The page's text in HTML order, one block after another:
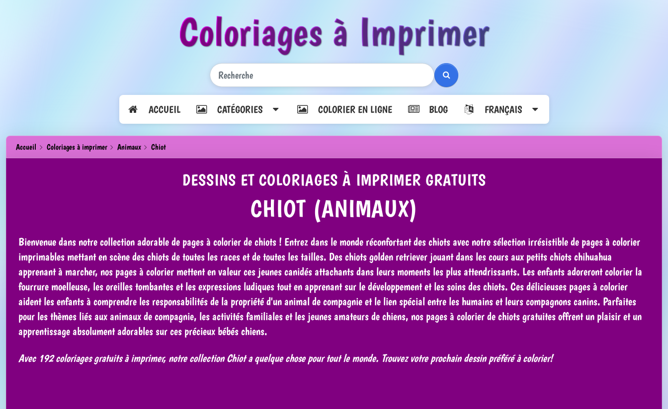
Coloriages à Imprimer
Rechercher
ACCUEIL CATÉGORIES COLORIER EN LIGNE BLOG FRANÇAIS
Accueil Coloriages à imprimer Animaux Chiot
DESSINS ET COLORIAGES À IMPRIMER GRATUITS
CHIOT (ANIMAUX)
Bienvenue dans notre collection adorable de pages à colorier de chiots ! Entrez dans le monde réconfortant des chiots avec notre sélection irrésistible de pages à colorier
imprimables mettant en scène des chiots de toutes les races et de toutes les tailles. Des chiots golden retriever jouant dans les cours aux petits chiots chihuahua
apprenant à marcher, nos pages à colorier mettent en valeur ces jeunes canidés attachants dans leurs moments les plus attendrissants. Les enfants adoreront colorier la
fourrure moelleuse, les oreilles tombantes et les expressions ludiques tout en apprenant sur le développement et les soins des chiots. Ces délicieuses pages à colorier
aident les enfants à comprendre les responsabilités de la propriété d'un animal de compagnie et le lien spécial entre les humains et leurs compagnons canins. Parfaites
pour les thèmes liés aux animaux de compagnie, les activités familiales et les jeunes amateurs de chiens, nos pages à colorier de chiots gratuites offrent un plaisir et un
apprentissage absolument adorables sur ces précieux bébés chiens.
Avec 192 coloriages gratuits à imprimer, notre collection Chiot a quelque chose pour tout le monde. Trouvez votre prochain dessin préféré à colorier!